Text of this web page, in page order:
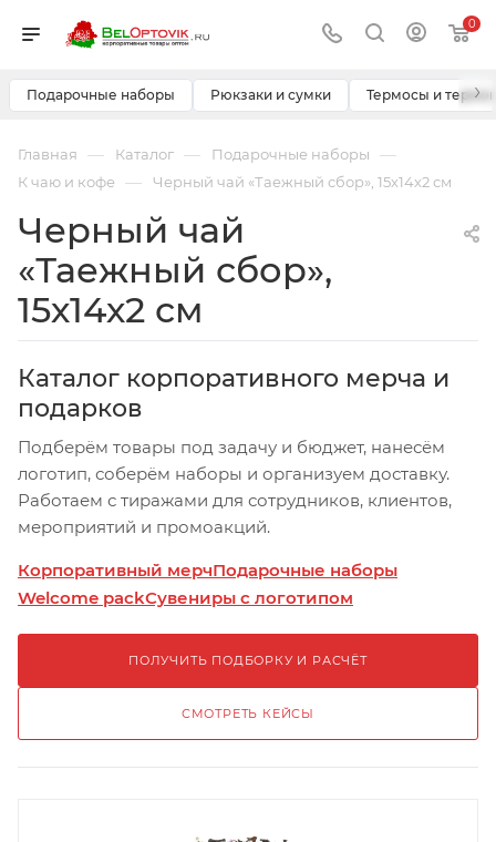
0
Подарочные наборы Рюкзаки и сумки Термосы и ›
Главная — Каталог — Подарочные наборы —
К чаю и кофе — Черный чай «Таежный сбор», 15х14х2 см
Черный чай
«Таежный сбор»,
15х14х2 см
Каталог корпоративного мерча и
подарков
Подберём товары под задачу и бюджет, нанесём
логотип, соберём наборы и организуем доставку.
Работаем с тиражами для сотрудников, клиентов,
мероприятий и промоакций.
Корпоративный мерчПодарочные наборы
Welcome packСувениры с логотипом
ПОЛУЧИТЬ ПОДБОРКУ И РАСЧЁТ
СМОТРЕТЬ КЕЙСЫ